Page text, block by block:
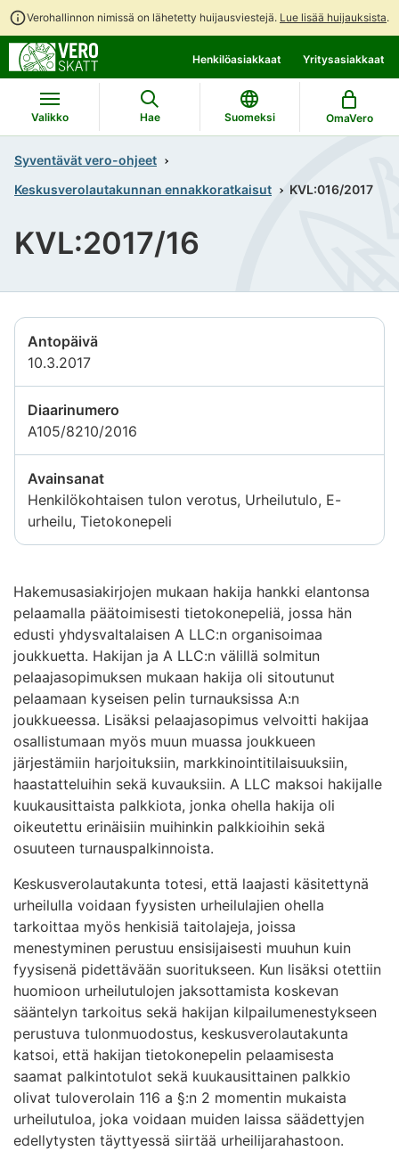
Verohallinnon nimissä on lähetetty huijausviestejä. Lue lisää huijauksista.
suoraan
sisältöön
koko
sivuston
hakuun
Henkilöasiakkaat Yritysasiakkaat
Valikko Hae Suomeksi OmaVero
Syventävät vero-ohjeet
Keskusverolautakunnan ennakkoratkaisut
KVL:016/2017
KVL:2017/16
Antopäivä
10.3.2017
Diaarinumero
A105/8210/2016
Avainsanat
Henkilökohtaisen tulon verotus, Urheilutulo, E-
urheilu, Tietokonepeli
Hakemusasiakirjojen mukaan hakija hankki elantonsa
pelaamalla päätoimisesti tietokonepeliä, jossa hän
edusti yhdysvaltalaisen A LLC:n organisoimaa
joukkuetta. Hakijan ja A LLC:n välillä solmitun
pelaajasopimuksen mukaan hakija oli sitoutunut
pelaamaan kyseisen pelin turnauksissa A:n
joukkueessa. Lisäksi pelaajasopimus velvoitti hakijaa
osallistumaan myös muun muassa joukkueen
järjestämiin harjoituksiin, markkinointitilaisuuksiin,
haastatteluihin sekä kuvauksiin. A LLC maksoi hakijalle
kuukausittaista palkkiota, jonka ohella hakija oli
oikeutettu erinäisiin muihinkin palkkioihin sekä
osuuteen turnauspalkinnoista.
Keskusverolautakunta totesi, että laajasti käsitettynä
urheilulla voidaan fyysisten urheilulajien ohella
tarkoittaa myös henkisiä taitolajeja, joissa
menestyminen perustuu ensisijaisesti muuhun kuin
fyysisenä pidettävään suoritukseen. Kun lisäksi otettiin
huomioon urheilutulojen jaksottamista koskevan
sääntelyn tarkoitus sekä hakijan kilpailumenestykseen
perustuva tulonmuodostus, keskusverolautakunta
katsoi, että hakijan tietokonepelin pelaamisesta
saamat palkintotulot sekä kuukausittainen palkkio
olivat tuloverolain 116 a §:n 2 momentin mukaista
urheilutuloa, joka voidaan muiden laissa säädettyjen
edellytysten täyttyessä siirtää urheilijarahastoon.